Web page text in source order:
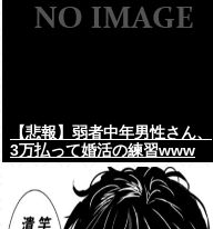
【悲報】弱者中年男性さん、
3万払って婚活の練習www